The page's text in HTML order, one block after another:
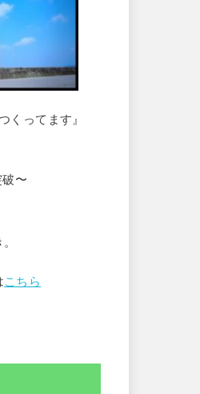
くってます』
破〜
こちら